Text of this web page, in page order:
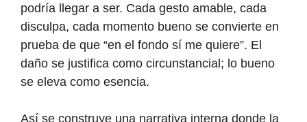
podría llegar a ser. Cada gesto amable, cada
disculpa, cada momento bueno se convierte en
prueba de que “en el fondo sí me quiere”. El
daño se justifica como circunstancial; lo bueno
se eleva como esencia.
Así se construye una narrativa interna donde la